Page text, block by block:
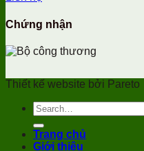
Chứng nhận
Thiết kế website bởi Pareto
Trang chủ
Giới thiệu